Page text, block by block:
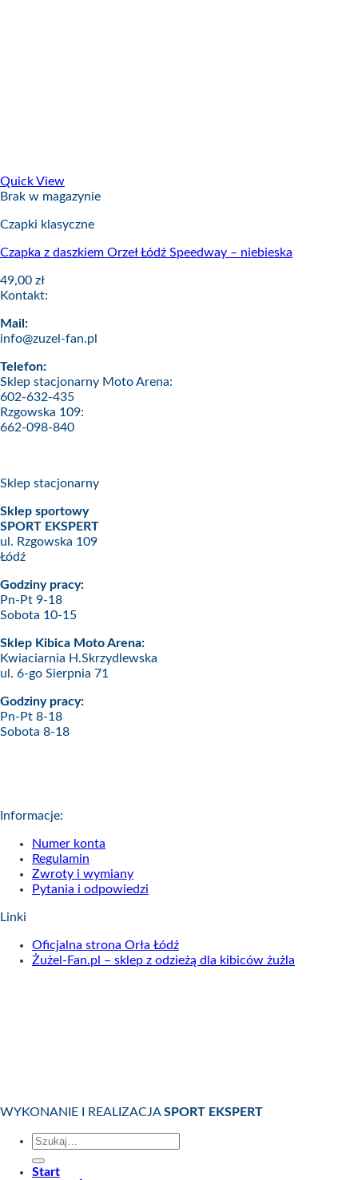
Quick View
Brak w magazynie
Czapki klasyczne
Czapka z daszkiem Orzeł Łódź Speedway – niebieska
49,00 zł
Kontakt:
Mail:
info@zuzel-fan.pl
Telefon:
Sklep stacjonarny Moto Arena:
602-632-435
Rzgowska 109:
662-098-840
Sklep stacjonarny
Sklep sportowy
SPORT EKSPERT
ul. Rzgowska 109
Łódź
Godziny pracy:
Pn-Pt 9-18
Sobota 10-15
Sklep Kibica Moto Arena:
Kwiaciarnia H.Skrzydlewska
ul. 6-go Sierpnia 71
Godziny pracy:
Pn-Pt 8-18
Sobota 8-18
Informacje:
Numer konta
Regulamin
Zwroty i wymiany
Pytania i odpowiedzi
Linki
Oficjalna strona Orła Łódź
Żużel-Fan.pl – sklep z odzieżą dla kibiców żużla
WYKONANIE I REALIZACJASPORT EKSPERT
Szukaj:
Start